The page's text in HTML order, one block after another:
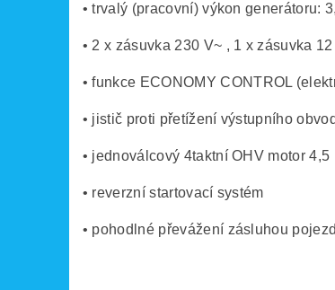
• trvalý (pracovní) výkon generátoru:
• 2 x zásuvka 230 V~ , 1 x zásuvka
• funkce ECONOMY CONTROL
• jistič proti přetížení výstupního
• jednoválcový 4taktní OHV motor 4,5
• reverzní startovací systém
• pohodlné převážení zásluhou